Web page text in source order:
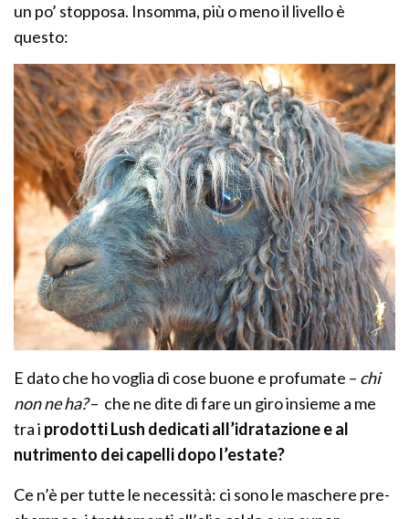
un po’ stopposa. Insomma, più o meno il livello è
questo:
E dato che ho voglia di cose buone e profumate – chi
non ne ha?– che ne dite di fare un giro insieme a me
tra i prodotti Lush dedicati all’idratazione e al
nutrimento dei capelli dopo l’estate?
Ce n’è per tutte le necessità: ci sono le maschere pre-